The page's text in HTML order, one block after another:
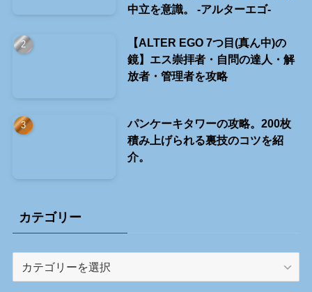
中立を意識。 -アルターエゴ-
【ALTER EGO 7つ目(真ん中)の
鏡】エス崇拝者・自問の達人・解
放者・管理者を攻略
パンケーキタワーの攻略。200枚
積み上げられる裏技のコツを紹
介。
カテゴリー